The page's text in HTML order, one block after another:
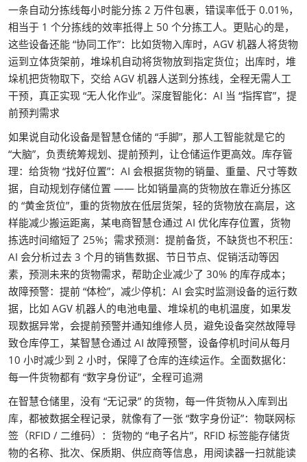
一条自动分拣线每小时能分拣 2 万件包裹，错误率低于 0.01%，
相当于 1 个分拣线的效率抵得上 50 个分拣工人。更贴心的是，
这些设备还能 “协同工作”：比如货物入库时，AGV 机器人将货物
运到立体货架前，堆垛机自动将货物放到指定货位；出库时，堆
垛机把货物取下，交给 AGV 机器人送到分拣线，全程无需人工
干预，真正实现 “无人化作业”。深度智能化：AI 当 “指挥官”，提
前预判需求
如果说自动化设备是智慧仓储的 “手脚”，那人工智能就是它的
“大脑”，负责统筹规划、提前预判，让仓储运作更高效。库存管
理：给货物 “找好位置”：AI 会根据货物的销量、重量、尺寸等数
据，自动规划存储位置 —— 比如销量高的货物放在靠近分拣区
的 “黄金货位”，重的货物放在低层货架，轻的货物放在高层，这
样能减少搬运距离，某电商智慧仓通过 AI 优化库存位置，货物
拣选时间缩短了 25%；需求预测：提前备货，不缺货也不积压：
AI 会分析过去 3 个月的销售数据、节日节点、促销活动等因
素，预测未来的货物需求，帮助企业减少了 30% 的库存成本；
故障预警：提前 “体检”，减少停机：AI 会实时监测设备的运行数
据，比如 AGV 机器人的电池电量、堆垛机的电机温度，如果发
现数据异常，会提前预警并通知维修人员，避免设备突然故障导
致仓库停工，某智慧仓通过 AI 故障预警，设备停机时间从每月
10 小时减少到 2 小时，保障了仓库的连续运作。全面数据化：
每一件货物都有 “数字身份证”，全程可追溯
在智慧仓储里，没有 “无记录” 的货物，每一件货物从入库到出
库，都被数据全程记录，就像有了一张 “数字身份证”：物联网标
签（RFID / 二维码）：货物的 “电子名片”，RFID 标签能存储货
物的名称、批次、保质期、供应商等信息，用阅读器一扫就能读